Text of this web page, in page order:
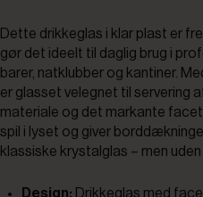
Dette drikkeglas i klar plast er
gør det ideelt til daglig brug i
barer, natklubber og kantiner.
er glasset velegnet til servering
materiale og det markante
spil i lyset og giver
klassiske krystalglas – men
Design: Drikkeglas med